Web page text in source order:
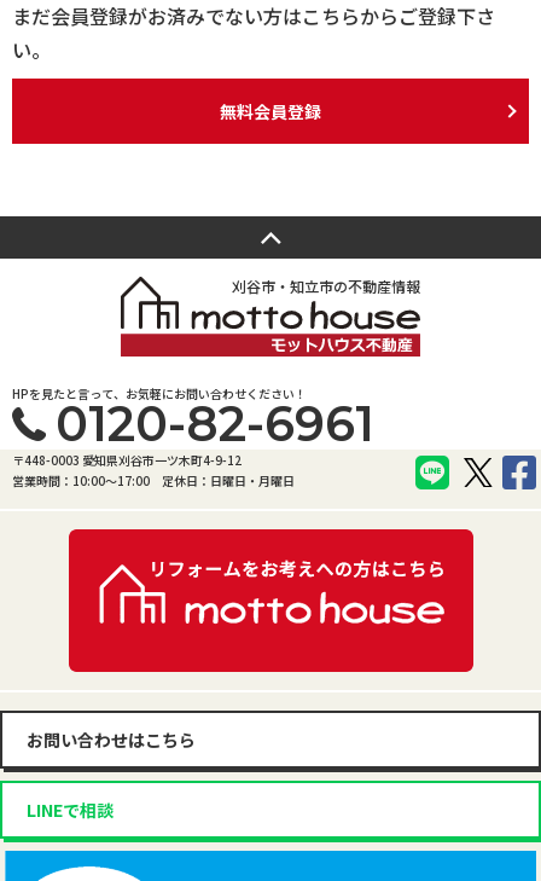
まだ会員登録がお済みでない方はこちらからご登録下さ
い。
無料会員登録
刈谷市・知立市の不動産情報
HPを見たと言って、お気軽にお問い合わせください！
0120-82-6961
〒448-0003 愛知県刈谷市一ツ木町4-9-12
営業時間：10:00〜17:00
定休日：日曜日・月曜日
お問い合わせはこちら
LINEで相談